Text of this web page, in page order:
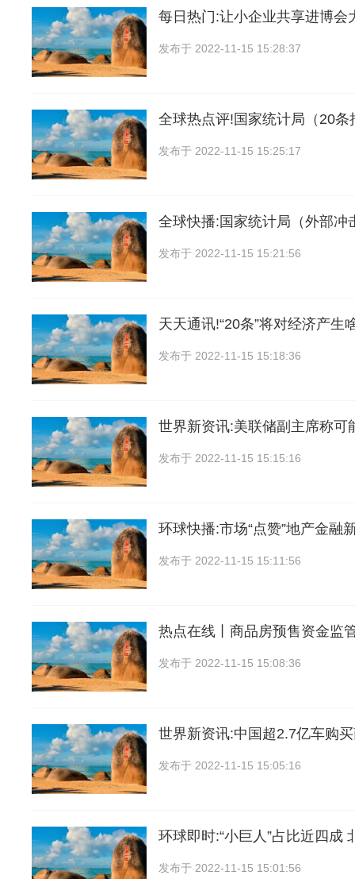
每日热门:让小企业共享进博会
发布于 2022-11-15 15:28:37
全球热点评!国家统计局（20条
发布于 2022-11-15 15:25:17
全球快播:国家统计局（外部冲
发布于 2022-11-15 15:21:56
天天通讯!“20条”将对经济产生
发布于 2022-11-15 15:18:36
世界新资讯:美联储副主席称可
发布于 2022-11-15 15:15:16
环球快播:市场“点赞”地产金融
发布于 2022-11-15 15:11:56
热点在线丨商品房预售资金监
发布于 2022-11-15 15:08:36
世界新资讯:中国超2.7亿车购
发布于 2022-11-15 15:05:16
环球即时:“小巨人”占比近四成
发布于 2022-11-15 15:01:56